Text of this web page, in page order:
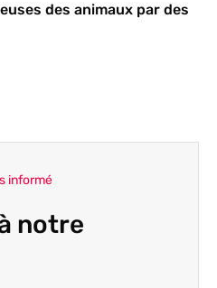
des animaux par des
informé
notre